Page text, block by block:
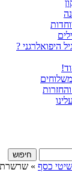
היפואלרגני ?
חיפוש
כסף » שרשרת